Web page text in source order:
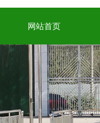
网站首页